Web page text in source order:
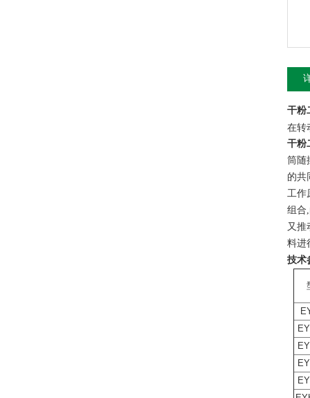
干粉
在转
干粉
筒随
的共
工作
组合
又推
料进
技术